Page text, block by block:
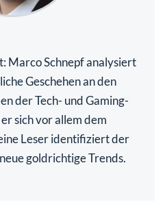
Marco Schnepf analysiert
Geschehen an den
der Tech- und Gaming-
sich vor allem dem
Leser identifiziert der
goldrichtige Trends.